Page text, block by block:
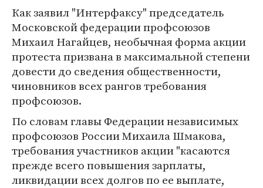
Как заявил "Интерфаксу" председатель
Московской федерации профсоюзов
Михаил Нагайцев, необычная форма акции
протеста призвана в максимальной степени
довести до сведения общественности,
чиновников всех рангов требования
профсоюзов.
По словам главы Федерации независимых
профсоюзов России Михаила Шмакова,
требования участников акции "касаются
прежде всего повышения зарплаты,
ликвидации всех долгов по ее выплате,